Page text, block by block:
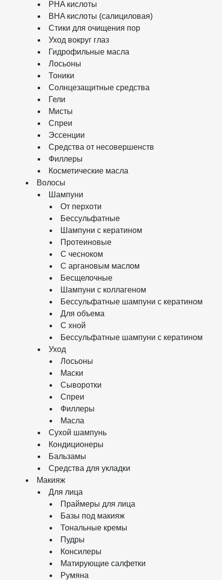
PHA кислоты
BHA кислоты (салициловая)
Стики для очищения пор
Уход вокруг глаз
Гидрофильные масла
Лосьоны
Тоники
Солнцезащитные средства
Гели
Мисты
Спреи
Эссенции
Средства от несовершенств
Филлеры
Косметические масла
Волосы
Шампуни
От перхоти
Бессульфатные
Шампуни с кератином
Протеиновые
С чесноком
С аргановым маслом
Бесщелочные
Шампуни с коллагеном
Бессульфатные шампуни с кератином
Для объема
С хной
Бессульфатные шампуни с кератином
Уход
Лосьоны
Маски
Сыворотки
Спреи
Филлеры
Масла
Сухой шампунь
Кондиционеры
Бальзамы
Средства для укладки
Макияж
Для лица
Праймеры для лица
Базы под макияж
Тональные кремы
Пудры
Консилеры
Матирующие салфетки
Румяна